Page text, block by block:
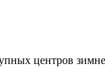
центров